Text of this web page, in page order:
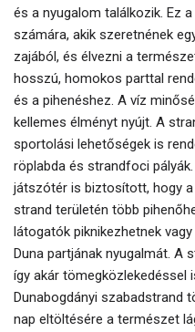
és a nyugalom találkozik. Ez
számára, akik szeretnének
zajából, és élvezni a
hosszú, homokos parttal
és a pihenéshez. A víz
kellemes élményt nyújt. A
sportolási lehetőségek is
röplabda és strandfoci
játszótér is biztosított, hogy
strand területén több
látogatók piknikezhetnek
Duna partjának nyugalmát. A
így akár tömegközlekedéssel
Dunabogdányi szabadstrand
nap eltöltésére a természet